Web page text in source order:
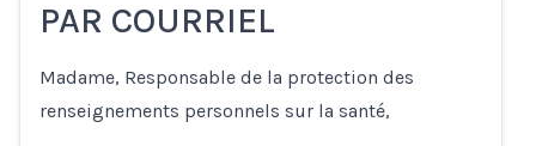
PAR COURRIEL
Madame, Responsable de la protection des
renseignements personnels sur la santé,